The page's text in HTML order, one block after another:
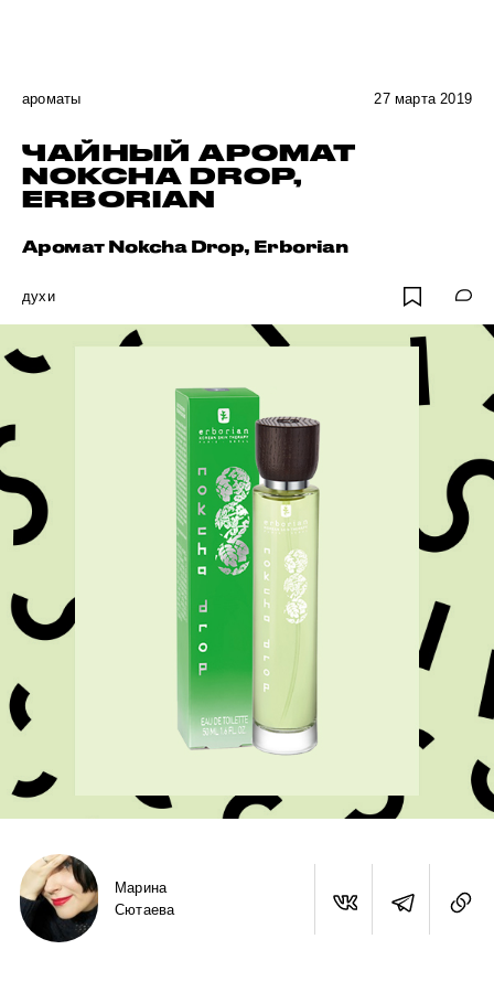
ароматы 27 марта 2019
ЧАЙНЫЙ АРОМАТ
NOKCHA DROP,
ERBORIAN
Аромат Nokcha Drop, Erborian
духи
Марина
Сютаева